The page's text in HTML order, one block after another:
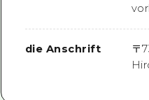
die Anschrift 〒